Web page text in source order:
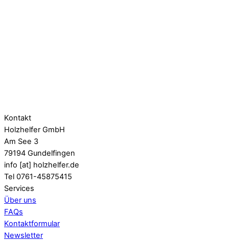
Kontakt
Holzhelfer GmbH
Am See 3
79194 Gundelfingen
info [at] holzhelfer.de
Tel 0761-45875415
Services
Über uns
FAQs
Kontaktformular
Newsletter